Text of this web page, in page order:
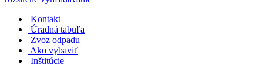
Kontakt
Úradná tabuľa
Zvoz odpadu
Ako vybaviť
Inštitúcie